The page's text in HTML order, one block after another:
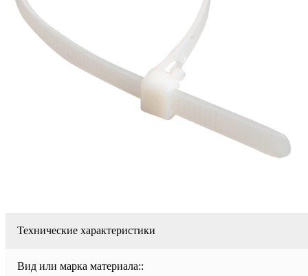
Технические характеристики
Вид или марка материала::